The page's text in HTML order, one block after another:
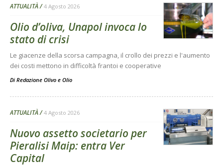
ATTUALITÀ 4 Agosto 2026
Olio d’oliva, Unapol invoca lo
stato di crisi
Le giacenze della scorsa campagna, il crollo dei prezzi e l'aumento
dei costi mettono in difficoltà frantoi e cooperative
Di Redazione Olivo e Olio
ATTUALITÀ 4 Agosto 2026
Nuovo assetto societario per
Pieralisi Maip: entra Ver
Capital